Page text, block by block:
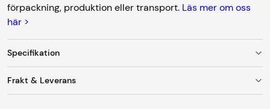
förpackning, produktion eller transport. Läs mer om oss
här >
Specifikation
Färg
Frakt & Leverans